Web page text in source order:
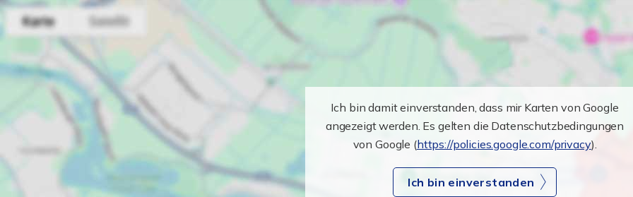
Ich bin damit einverstanden, dass mir Karten von Google
angezeigt werden. Es gelten die Datenschutzbedingungen
von Google (https://policies.google.com/privacy).
Ich bin einverstanden